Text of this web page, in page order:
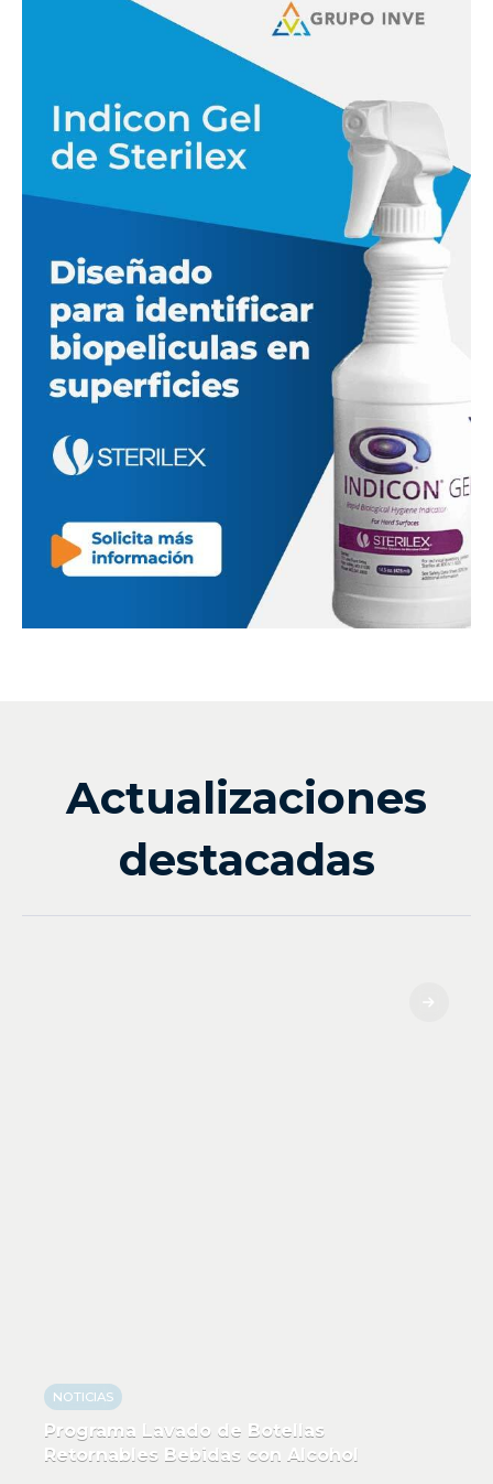
Actualizaciones
destacadas
NOTICIAS
Programa Lavado de Botellas
Retornables Bebidas con Alcohol